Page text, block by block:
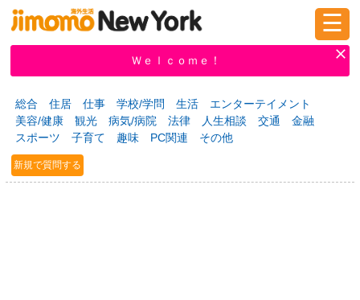
新規登録
掲示板 タウン情報 教えて！
☰
Ｗｅｌｃｏｍｅ！
総合 住居 仕事 学校/学問 生活
エンターテイメント
美容/健康
観光 病気/病院 法律 人生相談 交通
金融
スポーツ
子育て 趣味 PC関連 その他
新規で質問する